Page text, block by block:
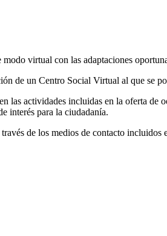
virtual con las adaptaciones
de un Centro Social Virtual al que se
las actividades incluidas en la oferta
interés para la ciudadanía.
de los medios de contacto incluidos